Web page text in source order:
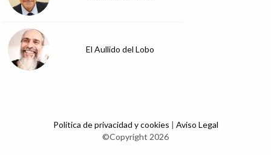
El Aullido del Lobo
Política de privacidad y cookies | Aviso Legal
©Copyright 2026